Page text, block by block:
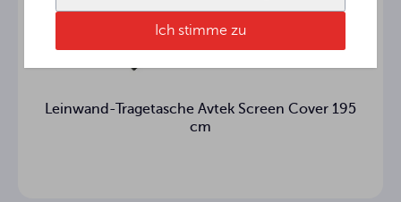
Ich stimme zu
Leinwand-Tragetasche Avtek Screen Cover 195
cm